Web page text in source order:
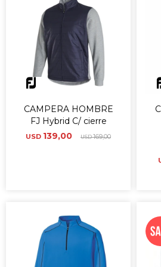
CAMPERA HOMBRE
FJ Hybrid C/ cierre
USD 139,00 USD169,00